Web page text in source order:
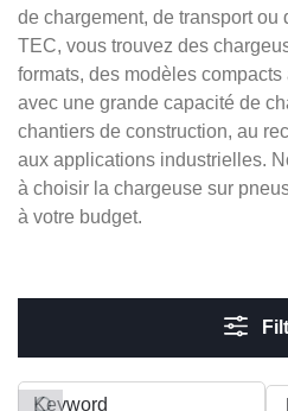
de chargement, de transport
TEC, vous trouvez des
formats, des modèles
avec une grande capacité de
chantiers de construction, au
aux applications industrielles.
à choisir la chargeuse sur
à votre budget.